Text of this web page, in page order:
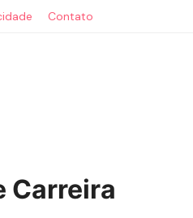
Contato
Carreira